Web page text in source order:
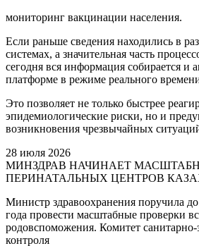
мониторинг вакцинации населения.
Если раньше сведения находились в
системах, а значительная часть
сегодня вся информация собирается и
платформе в режиме реального
Это позволяет не только быстрее
эпидемиологические риски, но и
возникновения чрезвычайных
28 июля 2026
МИНЗДРАВ НАЧИНАЕТ
ПЕРИНАТАЛЬНЫХ ЦЕНТРОВ
Министр здравоохранения поручила
года провести масштабные проверки
родовспоможения. Комитет
контроля